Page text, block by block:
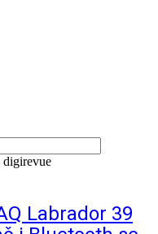
digirevue
Labrador 39